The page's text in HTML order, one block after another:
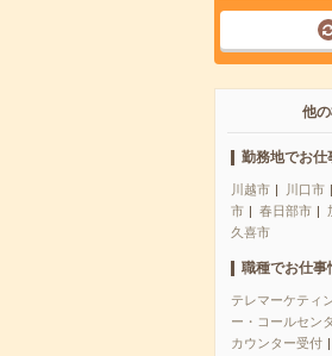
他
勤務地でお仕
川越市 川口市
市
春日部市
久喜市
職種でお仕事
テレマーケティ
ー・コールセン
カウンター受付